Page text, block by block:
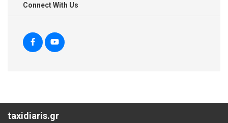
Connect With Us
taxidiaris.gr